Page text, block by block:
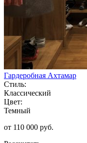
Гардеробная Ахтамар
Стиль:
Классический
Цвет:
Темный
от 110 000 руб.